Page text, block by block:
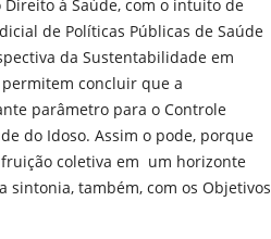
à Saúde, com o intuito de
de Políticas Públicas de Saúde
da Sustentabilidade em
concluir que a
parâmetro para o Controle
do Idoso. Assim o pode, porque
coletiva em um horizonte
também, com os Objetivos